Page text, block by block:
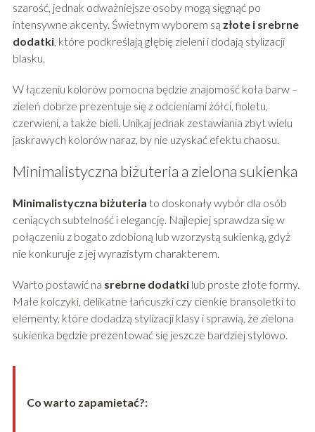
szarość, jednak odważniejsze osoby mogą sięgnąć po
intensywne akcenty. Świetnym wyborem są złote i srebrne
dodatki, które podkreślają głębię zieleni i dodają stylizacji
blasku.
W łączeniu kolorów pomocna będzie znajomość koła barw –
zieleń dobrze prezentuje się z odcieniami żółci, fioletu,
czerwieni, a także bieli. Unikaj jednak zestawiania zbyt wielu
jaskrawych kolorów naraz, by nie uzyskać efektu chaosu.
Minimalistyczna biżuteria a zielona sukienka
Minimalistyczna biżuteria to doskonały wybór dla osób
ceniących subtelność i elegancję. Najlepiej sprawdza się w
połączeniu z bogato zdobioną lub wzorzystą sukienką, gdyż
nie konkuruje z jej wyrazistym charakterem.
Warto postawić na srebrne dodatkilub proste złote formy.
Małe kolczyki, delikatne łańcuszki czy cienkie bransoletki to
elementy, które dodadzą stylizacji klasy i sprawią, że zielona
sukienka będzie prezentować się jeszcze bardziej stylowo.
Co warto zapamietać?: